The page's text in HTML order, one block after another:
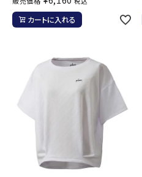
カートに入れる